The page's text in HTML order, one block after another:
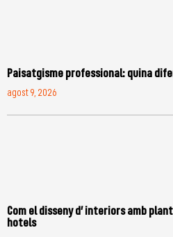
Paisatgisme professional: quina
agost 9, 2026
Com el disseny d’ interiors amb
hotels